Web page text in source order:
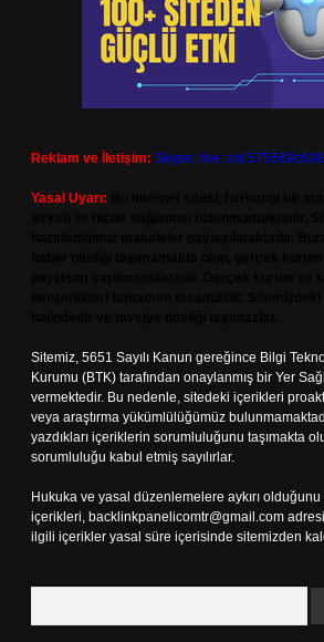
Reklam ve İletişim: Skype:
Yasal Uyarı:
Sitemiz, 5651 Sayılı Kanun gereğince Bilgi
Kurumu (BTK) tarafından onaylanmış bir Yer
vermektedir. Bu nedenle, sitedeki içerikleri
veya araştırma yükümlülüğümüz
yazdıkları içeriklerin sorumluluğunu taşımakta
sorumluluğu kabul etmiş sayılırlar.
Hukuka ve yasal düzenlemelere aykırı
içerikleri, backlinkpanelicomtr@gmail.com
ilgili içerikler yasal süre içerisinde sitemizden